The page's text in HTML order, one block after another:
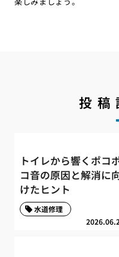
投稿
トイレから響くポコ
コ音の原因と解消に
けたヒント
水道修理